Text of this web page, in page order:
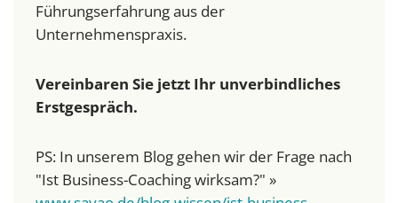
Führungserfahrung aus der
Unternehmenspraxis.
Vereinbaren Sie jetzt Ihr unverbindliches
Erstgespräch.
PS: In unserem Blog gehen wir der Frage nach
"Ist Business-Coaching wirksam?" »